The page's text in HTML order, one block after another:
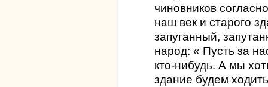
чиновников
наш век и старого
запуганный,
народ: « Пусть за
кто-нибудь. А мы
здание будем